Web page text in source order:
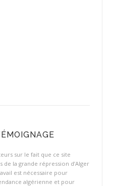
sur le fait que ce site
la grande répression d’Alger
est nécessaire pour
algérienne et pour